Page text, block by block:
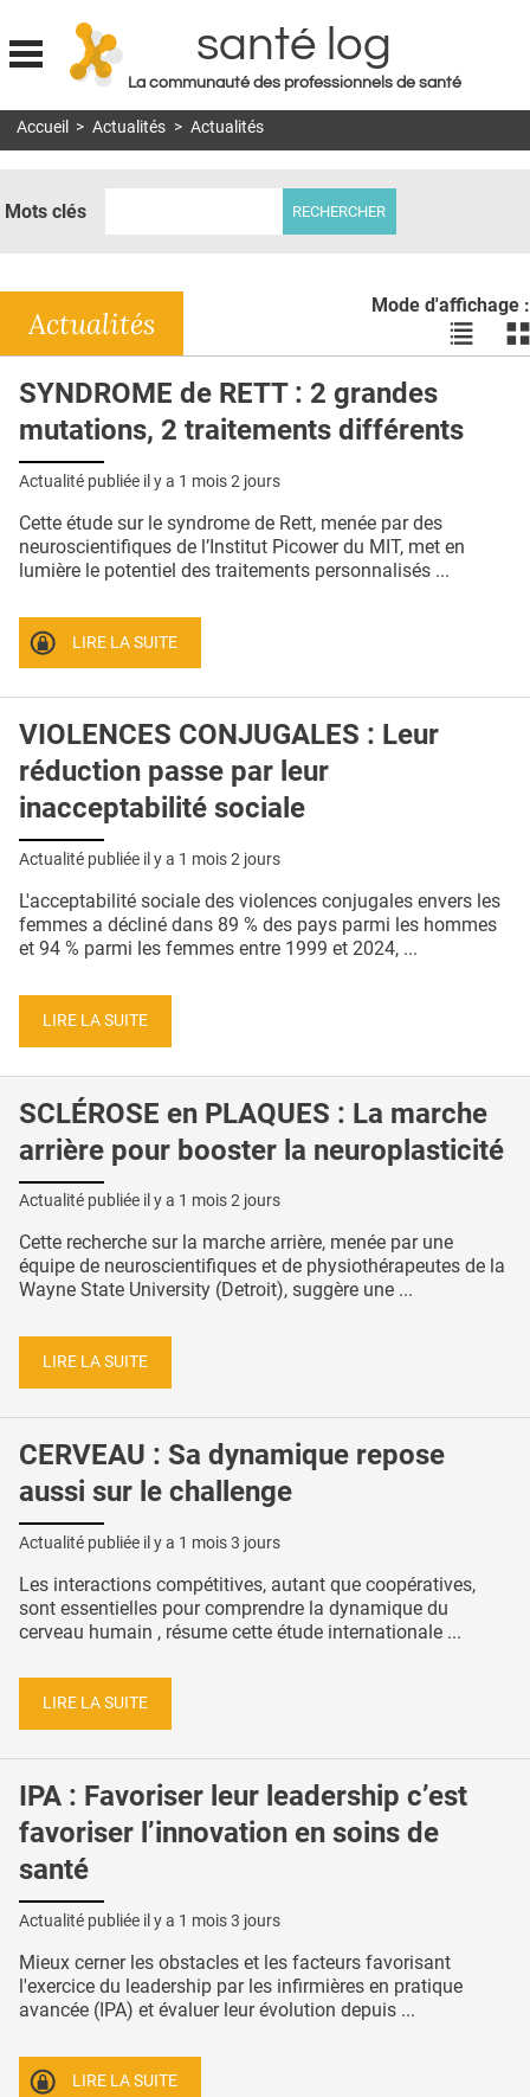
Jump to navigation
santé log
La communauté des professionnels de santé
MON COMPTE
DOSSIERS
RÉSEAUX
E-REVUE SAD
QUI SOMMES-NOUS ?
CONDITIONS GÉNÉRALES
CRÉDITS
Accueil > Actualités > Actualités
Mots clés
Mode d'affichage :
Voir
les
liste
les
Actualités
SYNDROME de RETT : 2 grandes
mutations, 2 traitements différents
Actualité publiée il y a 1 mois 2 jours
Cette étude sur le syndrome de Rett, menée par des
neuroscientifiques de l’Institut Picower du MIT, met en
lumière le potentiel des traitements personnalisés ...
LIRE LA SUITE
VIOLENCES CONJUGALES : Leur
réduction passe par leur
inacceptabilité sociale
Actualité publiée il y a 1 mois 2 jours
L'acceptabilité sociale des violences conjugales envers les
femmes a décliné dans 89 % des pays parmi les hommes
et 94 % parmi les femmes entre 1999 et 2024, ...
LIRE LA SUITE
SCLÉROSE en PLAQUES : La marche
arrière pour booster la neuroplasticité
Actualité publiée il y a 1 mois 2 jours
Cette recherche sur la marche arrière, menée par une
équipe de neuroscientifiques et de physiothérapeutes de la
Wayne State University (Detroit), suggère une ...
LIRE LA SUITE
CERVEAU : Sa dynamique repose
aussi sur le challenge
Actualité publiée il y a 1 mois 3 jours
Les interactions compétitives, autant que coopératives,
sont essentielles pour comprendre la dynamique du
cerveau humain , résume cette étude internationale ...
LIRE LA SUITE
IPA : Favoriser leur leadership c’est
favoriser l’innovation en soins de
santé
Actualité publiée il y a 1 mois 3 jours
Mieux cerner les obstacles et les facteurs favorisant
l'exercice du leadership par les infirmières en pratique
avancée (IPA) et évaluer leur évolution depuis ...
LIRE LA SUITE